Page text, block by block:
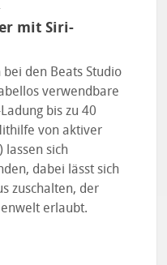
mit Siri-
bei den Beats Studio
verwendbare
bis zu 40
von aktiver
lassen sich
dabei lässt sich
zuschalten, der
erlaubt.